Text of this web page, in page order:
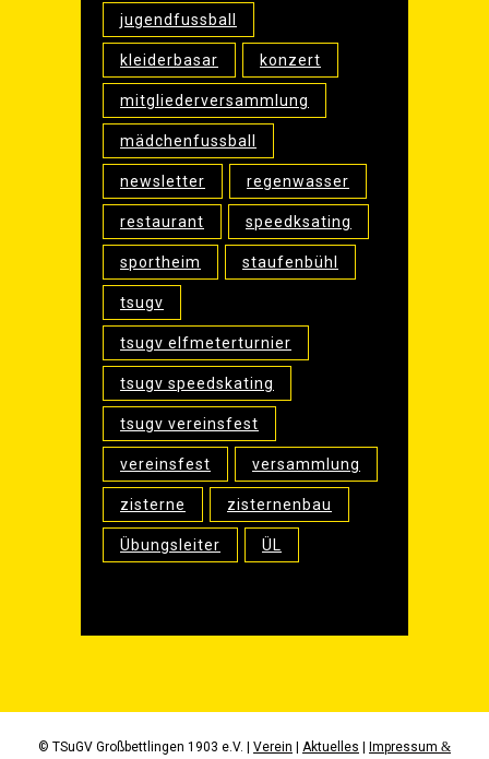
jugendfussball
kleiderbasar konzert
mitgliederversammlung
mädchenfussball
newsletter regenwasser
restaurant speedksating
sportheim staufenbühl
tsugv
tsugv elfmeterturnier
tsugv speedskating
tsugv vereinsfest
vereinsfest versammlung
zisterne zisternenbau
Übungsleiter ÜL
© TSu­GV Groß­bett­lin­gen 1903 e.V. | Ver­ein Aktu­el­les Impres­sum &